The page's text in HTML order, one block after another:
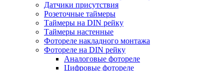
Датчики присутствия
Розеточные таймеры
Таймеры на DIN рейку
Таймеры настенные
Фотореле накладного монтажа
Фотореле на DIN рейку
Аналоговые фотореле
Цифровые фотореле